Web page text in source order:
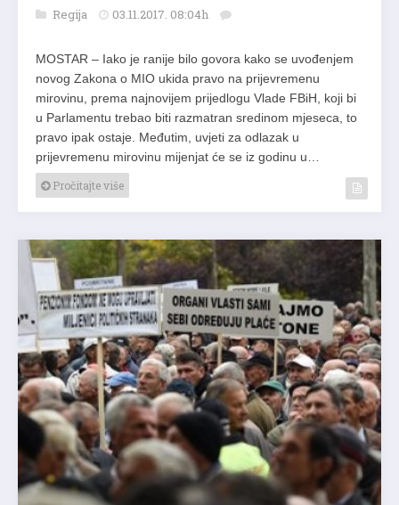
Regija 03.11.2017. 08:04h
MOSTAR – Iako je ranije bilo govora kako se uvođenjem
novog Zakona o MIO ukida pravo na prijevremenu
mirovinu, prema najnovijem prijedlogu Vlade FBiH, koji bi
u Parlamentu trebao biti razmatran sredinom mjeseca, to
pravo ipak ostaje. Međutim, uvjeti za odlazak u
prijevremenu mirovinu mijenjat će se iz godinu u…
Pročitajte više